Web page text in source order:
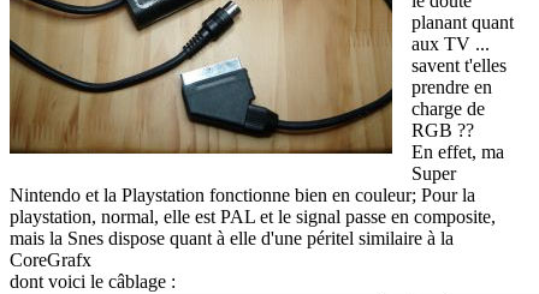
planant quant
aux TV ...
savent t'elles
prendre en
charge de
RGB ??
En effet, ma
Super
Nintendo et la Playstation fonctionne bien en couleur; Pour la
playstation, normal, elle est PAL et le signal passe en composite,
mais la Snes dispose quant à elle d'une péritel similaire à la
CoreGrafx
dont voici le câblage :